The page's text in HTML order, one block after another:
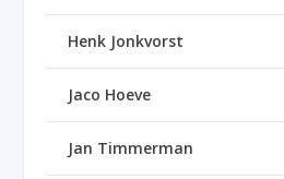
Henk Jonkvorst
Jaco Hoeve
Jan Timmerman